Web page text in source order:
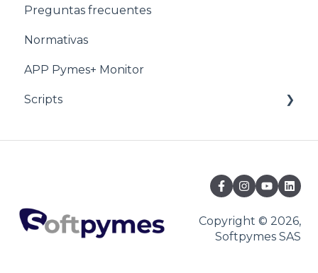
Estructuración Utilitarios
Preguntas frecuentes
Normativas
APP Pymes+ Monitor
Scripts
Copyright © 2026,
Softpymes SAS